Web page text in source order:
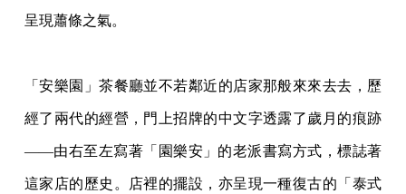
呈現蕭條之氣。
「安樂園」茶餐廳並不若鄰近的店家那般來來去去，歷
經了兩代的經營，門上招牌的中文字透露了歲月的痕跡
——由右至左寫著「園樂安」的老派書寫方式，標誌著
這家店的歷史。店裡的擺設，亦呈現一種復古的「泰式